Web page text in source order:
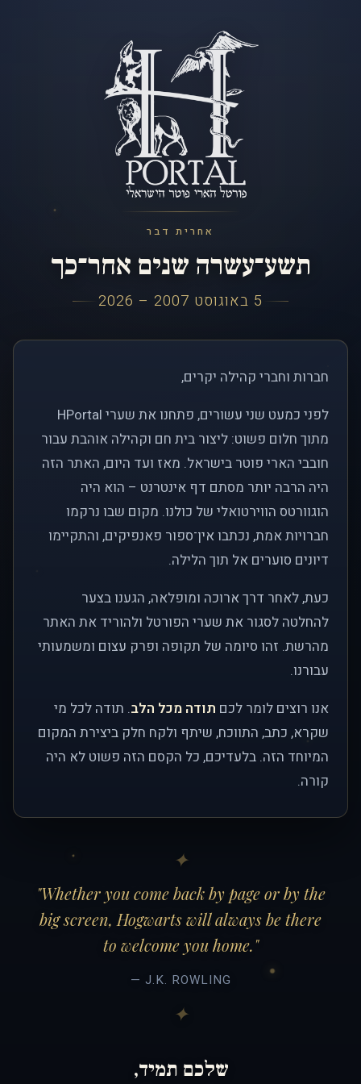
אחרית דבר
תשע־עשרה שנים אחר־כך
5 באוגוסט 2007 – 2026
חברות וחברי קהילה יקרים,
לפני כמעט שני עשורים, פתחנו את שערי HPortal
מתוך חלום פשוט: ליצור בית חם וקהילה אוהבת עבור
חובבי הארי פוטר בישראל. מאז ועד היום, האתר הזה
היה הרבה יותר מסתם דף אינטרנט – הוא היה
הוגוורטס הווירטואלי של כולנו. מקום שבו נרקמו
חברויות אמת, נכתבו אין־ספור פאנפיקים, והתקיימו
דיונים סוערים אל תוך הלילה.
כעת, לאחר דרך ארוכה ומופלאה, הגענו בצער
להחלטה לסגור את שערי הפורטל ולהוריד את האתר
מהרשת. זהו סיומה של תקופה ופרק עצום ומשמעותי
עבורנו.
אנו רוצים לומר לכם תודה מכל הלב. תודה לכל מי
שקרא, כתב, התווכח, שיתף ולקח חלק ביצירת המקום
המיוחד הזה. בלעדיכם, כל הקסם הזה פשוט לא היה
קורה.
"Whether you come back by page or by the
big screen, Hogwarts will always be there
to welcome you home."
— J.K. ROWLING
שלכם תמיד,